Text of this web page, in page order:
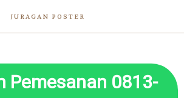
JURAGAN POSTER
Pemesanan 0813-